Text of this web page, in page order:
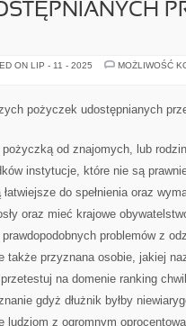
ON LIP - 11 - 2025
MOŻLIWOŚĆ
pożyczek udostępnianych
od znajomych, lub
instytucje, które nie są
do spełnienia oraz
oraz mieć krajowe
problemów z
także przyznana osobie, jakiej
na domenie ranking
gdyż dłużnik byłby
ludziom z ogromnym